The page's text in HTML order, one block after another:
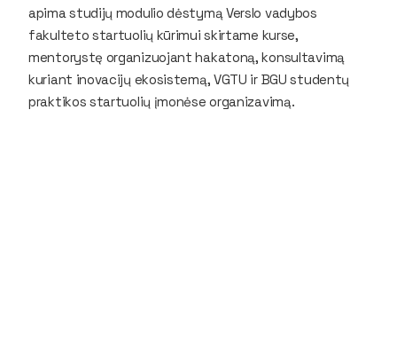
apima studijų modulio dėstymą Verslo vadybos
fakulteto startuolių kūrimui skirtame kurse,
mentorystę organizuojant hakatoną, konsultavimą
kuriant inovacijų ekosistemą, VGTU ir BGU studentų
praktikos startuolių įmonėse organizavimą.